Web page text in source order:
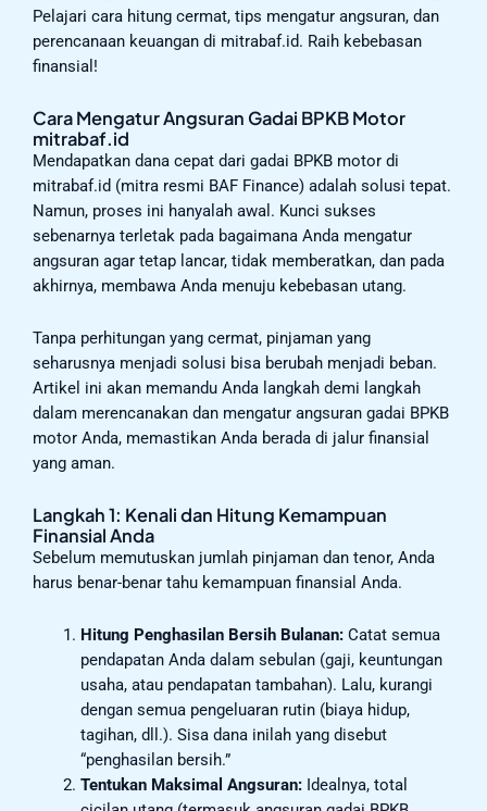
Pelajari cara hitung cermat, tips mengatur angsuran, dan
perencanaan keuangan di mitrabaf.id. Raih kebebasan
finansial!
Cara Mengatur Angsuran Gadai BPKB Motor
mitrabaf.id
Mendapatkan dana cepat dari gadai BPKB motor di
mitrabaf.id (mitra resmi BAF Finance) adalah solusi tepat.
Namun, proses ini hanyalah awal. Kunci sukses
sebenarnya terletak pada bagaimana Anda mengatur
angsuran agar tetap lancar, tidak memberatkan, dan pada
akhirnya, membawa Anda menuju kebebasan utang.
Tanpa perhitungan yang cermat, pinjaman yang
seharusnya menjadi solusi bisa berubah menjadi beban.
Artikel ini akan memandu Anda langkah demi langkah
dalam merencanakan dan mengatur angsuran gadai BPKB
motor Anda, memastikan Anda berada di jalur finansial
yang aman.
Langkah 1: Kenali dan Hitung Kemampuan
Finansial Anda
Sebelum memutuskan jumlah pinjaman dan tenor, Anda
harus benar-benar tahu kemampuan finansial Anda.
Hitung Penghasilan Bersih Bulanan:Catat semua
pendapatan Anda dalam sebulan (gaji, keuntungan
usaha, atau pendapatan tambahan). Lalu, kurangi
dengan semua pengeluaran rutin (biaya hidup,
tagihan, dll.). Sisa dana inilah yang disebut
“penghasilan bersih.”
Tentukan Maksimal Angsuran:Idealnya, total